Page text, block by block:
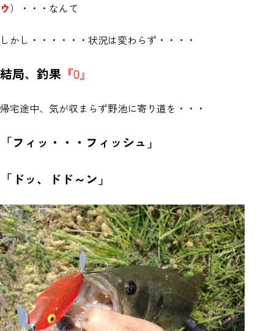
ウ）・・・なんて
しかし・・・・・・状況は変わらず・・・・
結局、釣果 『0』
帰宅途中、気が収まらず野池に寄り道を・・・
「フィッ・・・フィッシュ」
「ドッ、ドド～ン」